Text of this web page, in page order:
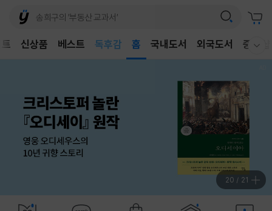
신상품 베스트 독후감 홈 국내도서 외국도서 중고샵
21 / 21